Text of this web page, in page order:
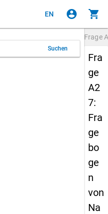
EN account_circle shopping_cart
Suchen
Frage
Fra
ge
A2
7:
Fra
ge
bo
ge
n
von
Na